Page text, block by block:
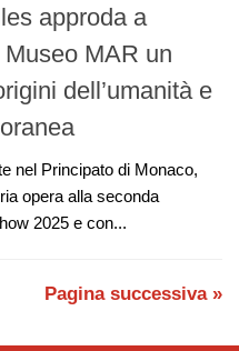
approda a
MAR un
dell’umanità e
nel Principato di Monaco,
opera alla seconda
2025 e con...
Pagina successiva »